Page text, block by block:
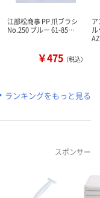
江部松商事 PP 爪ブラシ
No.250 ブルー 61-85…
￥475 （税込）
ランキングをもっと見る
スポンサー